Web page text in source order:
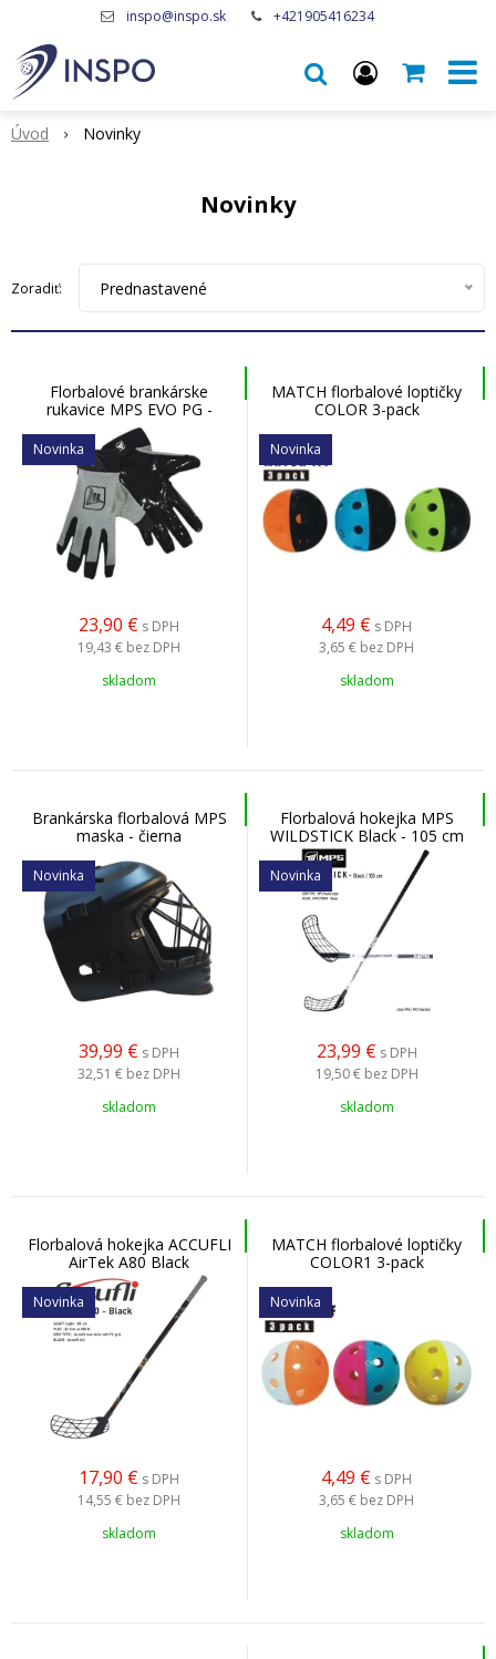
inspo@inspo.sk +421905416234
Úvod Novinky
Novinky
Zoradiť: Prednastavené
Florbalové brankárske
rukavice MPS EVO PG -
Black/Gray
Novinka
23,90 € s DPH
19,43 € bez DPH
skladom
MATCH florbalové loptičky
COLOR 3-pack
Novinka
4,49 € s DPH
3,65 € bez DPH
skladom
Brankárska florbalová MPS
maska - čierna
Novinka
39,99 € s DPH
32,51 € bez DPH
skladom
Florbalová hokejka MPS
WILDSTICK Black - 105 cm
Novinka
23,99 € s DPH
19,50 € bez DPH
skladom
Florbalová hokejka ACCUFLI
AirTek A80 Black
Novinka
17,90 € s DPH
14,55 € bez DPH
skladom
MATCH florbalové loptičky
COLOR1 3-pack
Novinka
4,49 € s DPH
3,65 € bez DPH
skladom